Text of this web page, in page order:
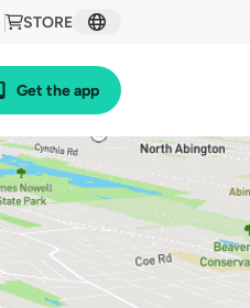
STORE
Get the app